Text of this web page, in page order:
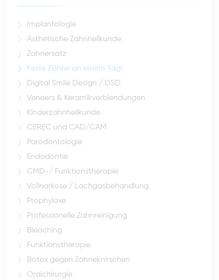
Implantologie
Ästhetische Zahnheilkunde
Zahnersatz
Feste Zähne an einem Tag!
Digital Smile Design / DSD
Veneers & Keramikverblendungen
Kinderzahnheilkunde
CEREC und CAD/CAM
Parodontologie
Endodontie
CMD-/ Funktionstherapie
Vollnarkose / Lachgasbehandlung
Prophylaxe
Professionelle Zahnreinigung
Bleaching
Funktionstherapie
Botox gegen Zähneknirschen
Oralchirurgie